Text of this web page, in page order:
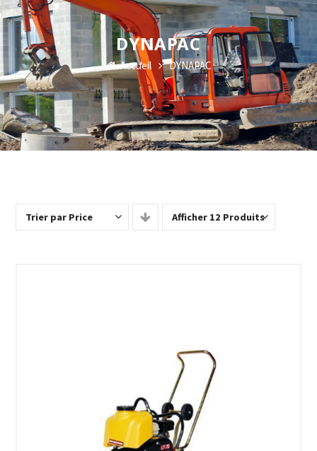
DYNAPAC
Accueil DYNAPAC
Trier par Price Afficher 12 Produits
SÉLECTIONNEZ LES DATES
VOIR LE PRODUIT